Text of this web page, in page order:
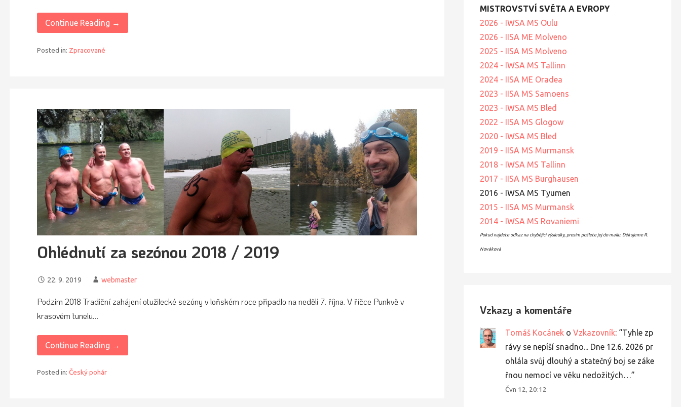
Continue Reading →
Posted in: Zpracované
Ohlédnutí za sezónou 2018 / 2019
22. 9. 2019 webmaster
Podzim 2018 Tradiční zahájení otužilecké sezóny v loňském roce připadlo na neděli 7. října. V říčce Punkvě v
krasovém tunelu…
Continue Reading →
Posted in: Český pohár
MISTROVSTVÍ SVĚTA A EVROPY
2026 - IWSA MS Oulu
2026 - IISA ME Molveno
2025 - IISA MS Molveno
2024 - IWSA MS Tallinn
2024 - IISA ME Oradea
2023 - IISA MS Samoens
2023 - IWSA MS Bled
2022 - IISA MS Glogow
2020 - IWSA MS Bled
2019 - IISA MS Murmansk
2018 - IWSA MS Tallinn
2017 - IISA MS Burghausen
2016 - IWSA MS Tyumen
2015 - IISA MS Murmansk
2014 - IWSA MS Rovaniemi
Pokud najdete odkaz na chybějící výsledky, prosím pošlete jej do mailu. Děkujeme R.
Nováková
Vzkazy a komentáře
Tomáš Kocáneko Vzkazovník: “Tyhle zp
rávy se nepíší snadno... Dne 12.6. 2026 pr
ohlála svůj dlouhý a statečný boj se záke
řnou nemocí ve věku nedožitých…”
Čvn 12, 20:12